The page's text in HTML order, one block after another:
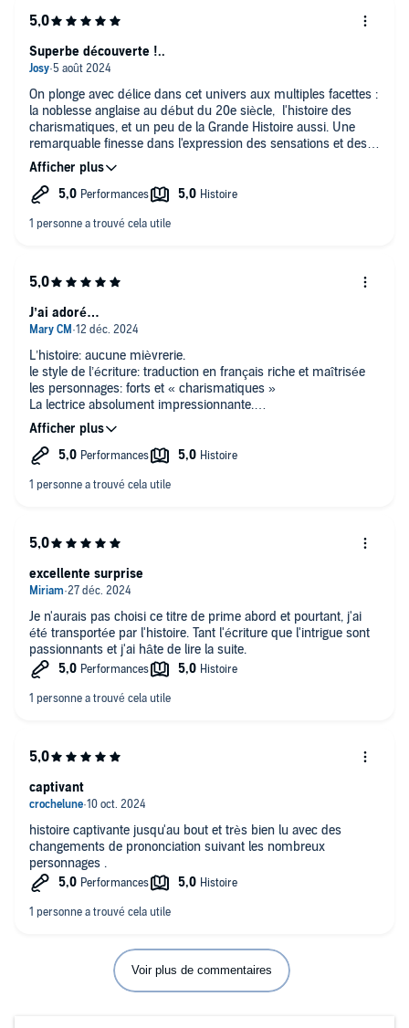
On plonge avec délice dans cet univers aux multiples facettes :
la noblesse anglaise au début du 20e siècle, l'histoire des
charismatiques, et un peu de la Grande Histoire aussi. Une
remarquable finesse dans l'expression des sensations et des
émotions. Mention spéciale pour la lectrice qui contribue
largement à créer l'atmosphère. Addictif !...
Superbe découverte !..
L’histoire: aucune mièvrerie.
le style de l’écriture: traduction en français riche et maîtrisée
les personnages: forts et « charismatiques »
La lectrice absolument impressionnante.
Je suis ravie de cette découverte. Je conseille.
J’ai adoré…
Je n'aurais pas choisi ce titre de prime abord et pourtant, j'ai
été transportée par l'histoire. Tant l'écriture que l'intrigue sont
passionnants et j'ai hâte de lire la suite.
excellente surprise
histoire captivante jusqu'au bout et très bien lu avec des
changements de prononciation suivant les nombreux
personnages .
captivant
Voir plus de commentaires